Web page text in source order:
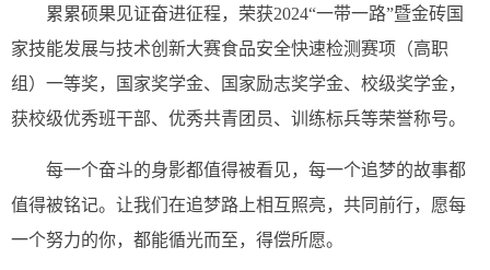
累累硕果见证奋进征程，荣获2024“一带一路”暨金砖国
家技能发展与技术创新大赛食品安全快速检测赛项（高职
组）一等奖，国家奖学金、国家励志奖学金、校级奖学金，
获校级优秀班干部、优秀共青团员、训练标兵等荣誉称号。
每一个奋斗的身影都值得被看见，每一个追梦的故事都
值得被铭记。让我们在追梦路上相互照亮，共同前行，愿每
一个努力的你，都能循光而至，得偿所愿。